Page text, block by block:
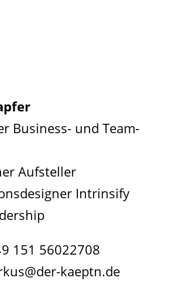
Business- und Team-
Aufsteller
Intrinsify
151 56022708
kaeptn.de